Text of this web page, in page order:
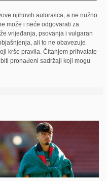
njihovih autora/ica, a ne nužno
može i neće odgovarati za
vrijeđanja, psovanja i vulgaran
ali to ne obavezuje
krše pravila. Čitanjem prihvatate
pronađeni sadržaji koji mogu